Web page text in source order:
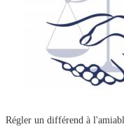
Régler un différend à